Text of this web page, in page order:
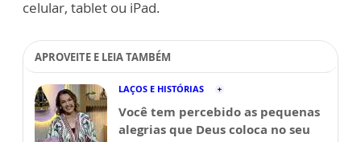
celular, tablet ou iPad.
APROVEITE E LEIA TAMBÉM
LAÇOS E HISTÓRIAS
Você tem percebido as pequenas
alegrias que Deus coloca no seu